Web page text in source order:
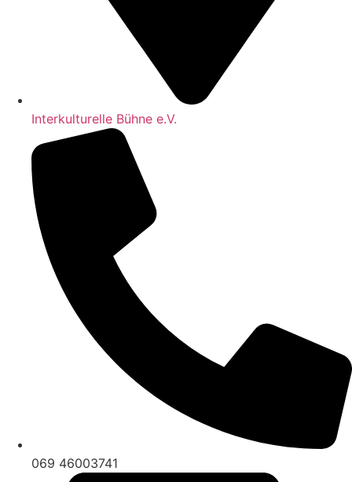
Interkulturelle Bühne e.V.
069 46003741